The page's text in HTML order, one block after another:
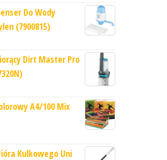
Do Wody
(7900815)
Dirt Master Pro
A4/100 Mix
Kulkowego Uni